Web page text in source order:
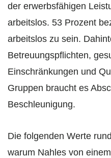
der erwerbsfähigen
arbeitslos. 53 Prozent
arbeitslos zu sein.
Betreuungspflichten,
Einschränkungen und
Gruppen braucht es
Beschleunigung.
Die folgenden Werte
warum Nahles von